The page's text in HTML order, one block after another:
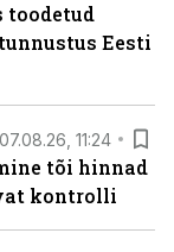
toodetud
Eesti
07.08.26, 11:24
tõi hinnad
kontrolli